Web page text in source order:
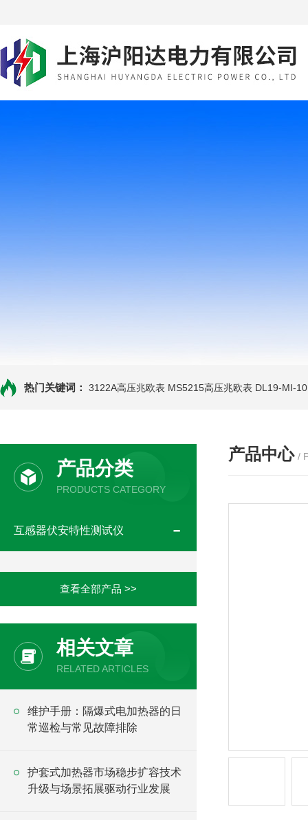
热门关键词： 3122A高压兆欧表 MS5215高压兆欧表 DL19-MI-
产品分类
PRODUCTS CATEGORY
互感器伏安特性测试仪
查看全部产品 >>
相关文章
RELATED ARTICLES
维护手册：隔爆式电加热器的日
常巡检与常见故障排除
护套式加热器市场稳步扩容技术
升级与场景拓展驱动行业发展
产品中心 /